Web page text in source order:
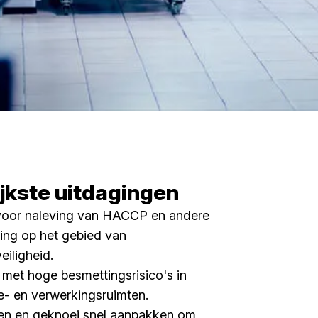
uitdagingen
naleving van HACCP en andere
op het gebied van
hoge besmettingsrisico's in
en verwerkingsruimten.
en geknoei snel aanpakken om